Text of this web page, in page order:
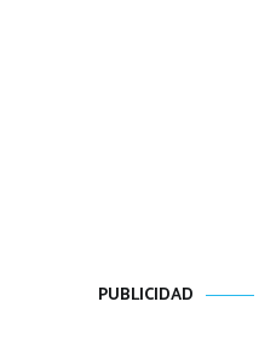
PUBLICIDAD